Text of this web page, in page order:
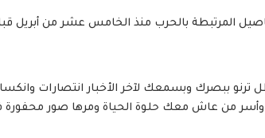
المرتبطة بالحرب منذ الخامس عشر من أبريل
ببصرك وبسمعك لآخر الأخبار انتصارات
من عاش معك حلوة الحياة ومرها صور محفورة